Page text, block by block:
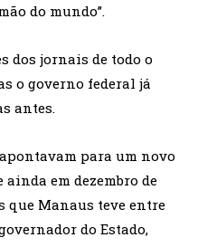
do mundo”.
dos jornais de todo o
o governo federal já
antes.
para um novo
em dezembro de
que Manaus teve entre
do Estado,